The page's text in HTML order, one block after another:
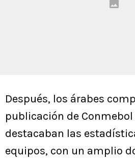
Después, los árabes
publicación de Conmebol
destacaban las
equipos, con un amplio